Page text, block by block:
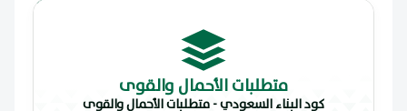
متطلبات الأحمال والقوى
كود البناء السعودي - متطلبات الأحمال والقوى